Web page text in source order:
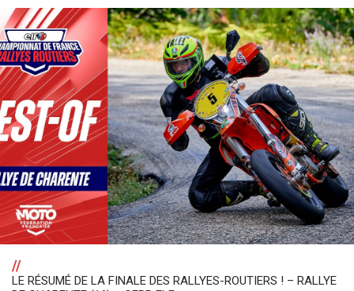
//
LE RÉSUMÉ DE LA FINALE DES RALLYES-ROUTIERS ! – RALLYE